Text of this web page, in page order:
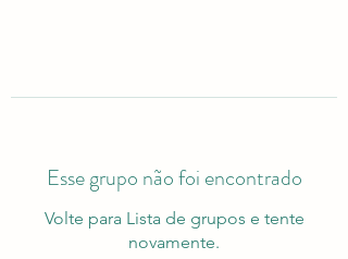
Esse grupo não foi encontrado
Volte para Lista de grupos e tente
novamente.